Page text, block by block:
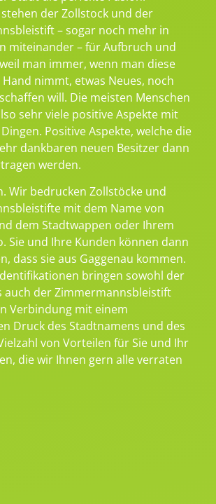
der Zollstock und der
– sogar noch mehr in
miteinander – für Aufbruch und
man immer, wenn man diese
nimmt, etwas Neues, noch
will. Die meisten Menschen
sehr viele positive Aspekte mit
Positive Aspekte, welche die
dankbaren neuen Besitzer dann
werden.
Wir bedrucken Zollstöcke und
mit dem Name von
dem Stadtwappen oder Ihrem
Sie und Ihre Kunden können dann
dass sie aus Gaggenau kommen.
bringen sowohl der
auch der Zimmermannsbleistift
Verbindung mit einem
Druck des Stadtnamens und des
von Vorteilen für Sie und Ihr
die wir Ihnen gern alle verraten